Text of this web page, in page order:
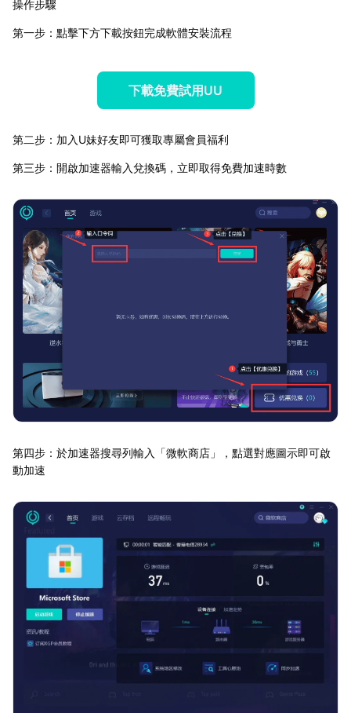
操作步驟
第一步：點擊下方下載按鈕完成軟體安裝流程
下載免費試用UU
第二步：加入U妹好友即可獲取專屬會員福利
第三步：開啟加速器輸入兌換碼，立即取得免費加速時數
第四步：於加速器搜尋列輸入「微軟商店」，點選對應圖示即可啟
動加速